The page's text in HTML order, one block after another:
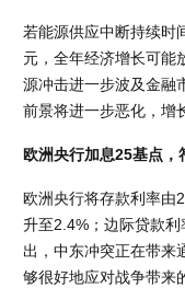
若能源供应中断持续时
元，全年经济增长可能
源冲击进一步波及金融
前景将进一步恶化，增
欧洲央行加息25基点，
欧洲央行将存款利率由
升至2.4%；边际贷款
出，中东冲突正在带来
够很好地应对战争带来